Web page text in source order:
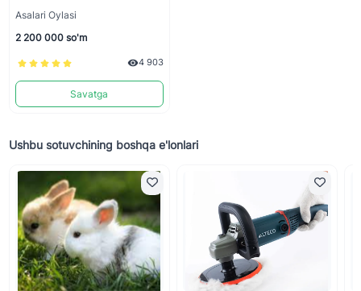
Asalari Oylasi
2 200 000 so'm
4 903
Savatga
Ushbu sotuvchining boshqa e'lonlari